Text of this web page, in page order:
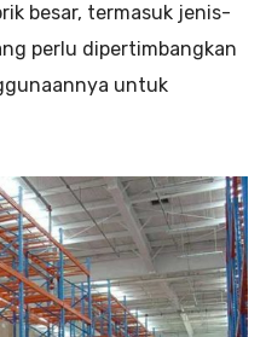
besar, termasuk jenis-
perlu dipertimbangkan
untuk